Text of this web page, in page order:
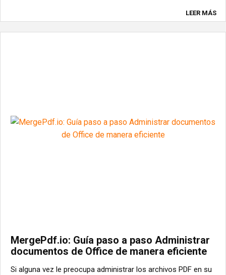
LEER MÁS
MergePdf.io: Guía paso a paso Administrar
documentos de Office de manera eficiente
Si alguna vez le preocupa administrar los archivos PDF en su